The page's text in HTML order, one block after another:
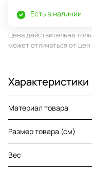
Есть в наличии
Цена действительна
может отличаться от
Характеристики
Материал товара
Размер товара (см)
Вес